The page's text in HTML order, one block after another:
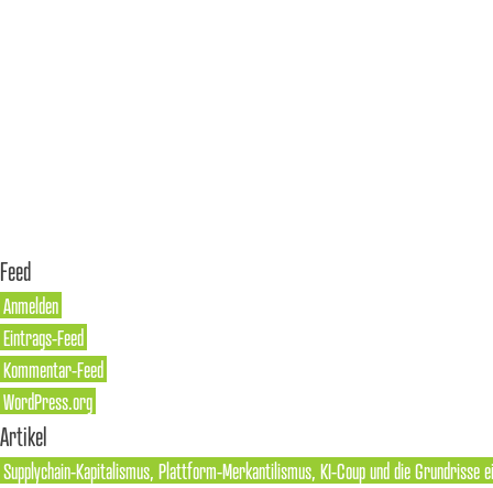
Feed
Anmelden
Eintrags-Feed
Kommentar-Feed
WordPress.org
Artikel
Supplychain-Kapitalismus, Plattform-Merkantilismus, KI-Coup und die Grundrisse